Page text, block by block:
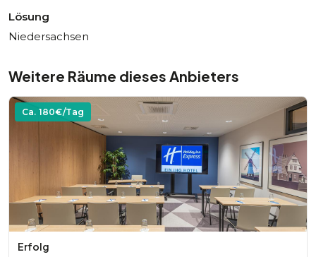
Lösung
Niedersachsen
Weitere Räume dieses Anbieters
Ca. 180€/Tag
Erfolg